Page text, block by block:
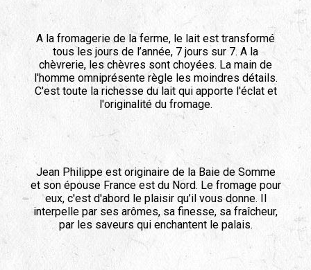
A la fromagerie de la ferme, le lait est transformé
tous les jours de l’année, 7 jours sur 7. A la
chèvrerie, les chèvres sont choyées. La main de
l'homme omniprésente règle les moindres détails.
C'est toute la richesse du lait qui apporte l'éclat et
l'originalité du fromage.
Jean Philippe est originaire de la Baie de Somme
et son épouse France est du Nord. Le fromage pour
eux, c'est d'abord le plaisir qu’il vous donne. Il
interpelle par ses arômes, sa finesse, sa fraîcheur,
par les saveurs qui enchantent le palais.